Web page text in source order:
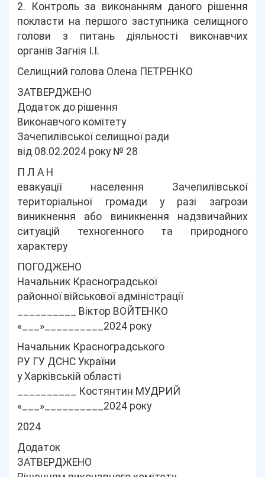
2. Контроль за виконанням даного рішення
покласти на першого заступника селищного
голови з питань діяльності виконавчих
органів Загнія І.І.
Селищний голова Олена ПЕТРЕНКО
ЗАТВЕРДЖЕНО
Додаток до рішення
Виконавчого комітету
Зачепилівської селищної ради
від 08.02.2024 року № 28
П Л А Н
евакуації населення Зачепилівської
територіальної громади у разі загрози
виникнення або виникнення надзвичайних
ситуацій техногенного та природного
характеру
ПОГОДЖЕНО
Начальник Красноградської
районної військової адміністрації
__________ Віктор ВОЙТЕНКО
«___»__________2024 року
Начальник Красноградського
РУ ГУ ДСНС України
у Харківській області
__________ Костянтин МУДРИЙ
«___»__________2024 року
2024
Додаток
ЗАТВЕРДЖЕНО